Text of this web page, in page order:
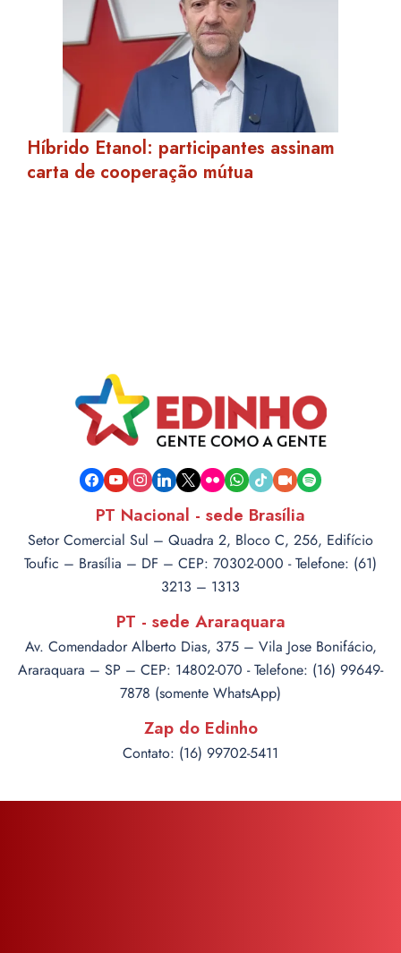
Híbrido Etanol: participantes assinam
carta de cooperação mútua
facebook
youtubeinstagram
linkedin
x flickrwhatsapp
tiktokvideo-spotify
PT Nacional - sede Brasília
Setor Comercial Sul – Quadra 2, Bloco C, 256, Edifício
Toufic – Brasília – DF – CEP: 70302-000 - Telefone: (61)
3213 – 1313
PT - sede Araraquara
Av. Comendador Alberto Dias, 375 – Vila Jose Bonifácio,
Araraquara – SP – CEP: 14802-070 - Telefone: (16) 99649-
7878 (somente WhatsApp)
Zap do Edinho
Contato: (16) 99702-5411